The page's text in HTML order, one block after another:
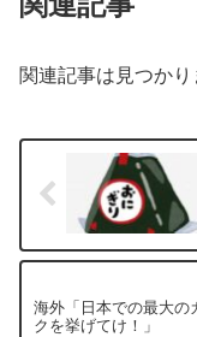
関連記事は見つかり
海外「日本での最大の
クを挙げてけ！」